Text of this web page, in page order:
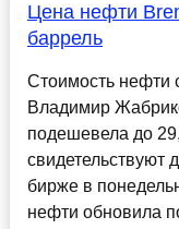
Цена нефти
баррель
Стоимость нефти
Владимир
подешевела до
свидетельствуют
бирже в
нефти обновила